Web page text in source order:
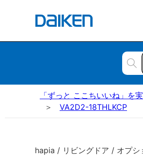
「ずっと ここちいいね」を
VA2D2-18THLKCP
hapia / リビングドア / オプシ